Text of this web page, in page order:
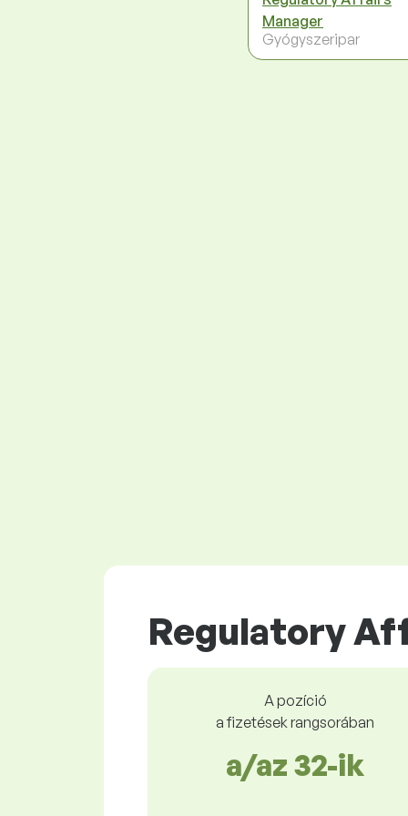
Manager
Gyógyszeripar
Regulatory
A pozíció
a fizetések rangsorában
a/az 32-ik